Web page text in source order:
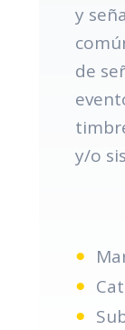
y
de
y/o